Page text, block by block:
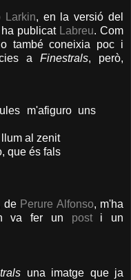
Larkin, en la versió del
publicat Labreu. Com
també coneixia poc i
a Finestrals, però,
m'afiguro uns
al zenit
que és fals
de Perure Alfonso, m'ha
va fer un posti un
una imatge que ja